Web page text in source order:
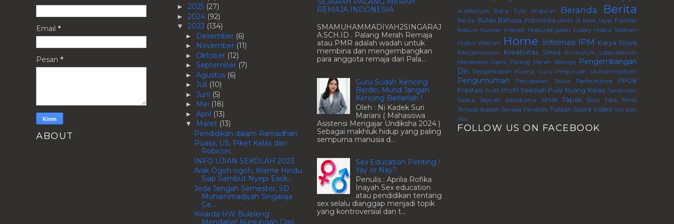
Email *
Pesan *
ABOUT
► 2025 (27)
► 2024 (92)
▼ 2023 (134)
► Desember (6)
► November (11)
► Oktober (12)
► September (7)
► Agustus (6)
► Juli (10)
► Juni (5)
► Mei (18)
► April (13)
▼ Maret (13)
Pendidikan dalam Ramadhan
Puasa, US, Piket Kelas dan
Robicon.
INFO UJIAN SEKOLAH 2023
Arak Ogoh-ogoh, Krame Hindu
Siap Sambut Nyepi Esok...
Jeda Tengah Semester, SD
Muhammadiyah Singaraja
Ge...
Kwarda HW Buleleng
Mendapat Kunjungan Dari
REMAJA INDONESIA
SMAMUHAMMADIYAH2SINGARAJ
A.SCH.ID . Palang Merah Remaja
atau PMR adalah wadah untuk
membina dan mengembangkan
para anggota remaja dari Pala...
Guru Sudah Kencing
Berdiri, Murid Jangan
Kencing Berlarilah !
Oleh : Ni Kadek Suri
Mariani ( Mahasiswa
Asistensi Mengajar Undiksha 2024 )
Sebagai makhluk hidup yang paling
sempurna manusia d...
Sex Education Penting !
Yay or Nay?
Penulis : Aprilia Rofika
Inayah Sex education
atau pendidikan tentang
sex selalu dianggap menjadi topik
yang kontroversial dan t...
Auditorium Baca Tulis Al-quran Beranda Berita
Berita. Bulan Bahasa Indonesia cerita di balik layar Fasilitas
feature human interest Featured galeri Galery Hisbul Wathan
Hizbul Wathan
Home Informasi IPM Karya Siswa
Keorganisasian Kreativitas Siswa Kurikulum
Laboratorium
Menembak Opini Palang Merah Remaja
Pengembangan
Diri
Pengimbasan Kinerja Guru Perguruan Muhammadiyah
Pengumuman Percapaian Siswa Performance
PPDB
Prestasi Profil Profil Sekolah Puisi Ruang Kelas Sambutan
Sastra
Sejarah sosiodrama SPMB Tapak Suci
Tata Tertib
Tempat Ibadah Tenaga Pendidik Tulisan Siswa Video Visi dan
Misi
FOLLOW US ON FACEBOOK